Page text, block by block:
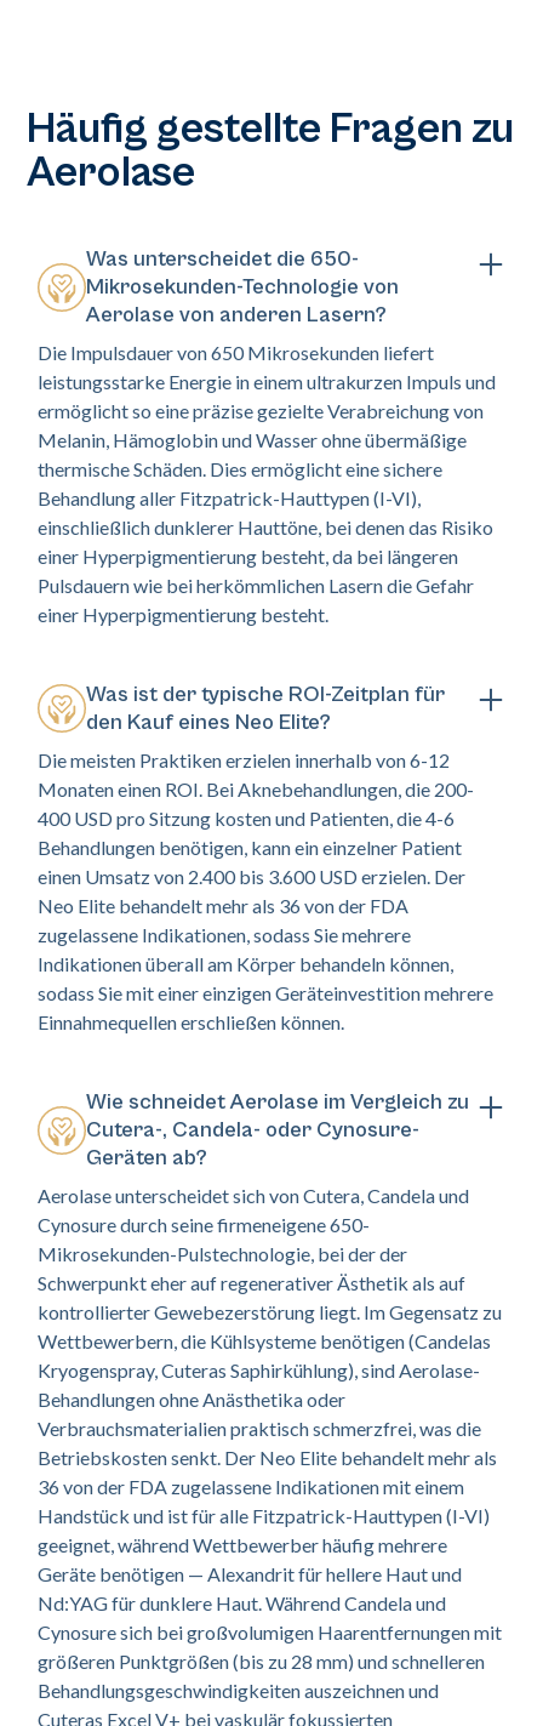
Häufig gestellte Fragen zu
Aerolase
Was unterscheidet die 650-
Mikrosekunden-Technologie von
Aerolase von anderen Lasern?
Die Impulsdauer von 650 Mikrosekunden liefert
leistungsstarke Energie in einem ultrakurzen Impuls und
ermöglicht so eine präzise gezielte Verabreichung von
Melanin, Hämoglobin und Wasser ohne übermäßige
thermische Schäden. Dies ermöglicht eine sichere
Behandlung aller Fitzpatrick-Hauttypen (I-VI),
einschließlich dunklerer Hauttöne, bei denen das Risiko
einer Hyperpigmentierung besteht, da bei längeren
Pulsdauern wie bei herkömmlichen Lasern die Gefahr
einer Hyperpigmentierung besteht.
Was ist der typische ROI-Zeitplan für
den Kauf eines Neo Elite?
Die meisten Praktiken erzielen innerhalb von 6-12
Monaten einen ROI. Bei Aknebehandlungen, die 200-
400 USD pro Sitzung kosten und Patienten, die 4-6
Behandlungen benötigen, kann ein einzelner Patient
einen Umsatz von 2.400 bis 3.600 USD erzielen. Der
Neo Elite behandelt mehr als 36 von der FDA
zugelassene Indikationen, sodass Sie mehrere
Indikationen überall am Körper behandeln können,
sodass Sie mit einer einzigen Geräteinvestition mehrere
Einnahmequellen erschließen können.
Wie schneidet Aerolase im Vergleich zu
Cutera-, Candela- oder Cynosure-
Geräten ab?
Aerolase unterscheidet sich von Cutera, Candela und
Cynosure durch seine firmeneigene 650-
Mikrosekunden-Pulstechnologie, bei der der
Schwerpunkt eher auf regenerativer Ästhetik als auf
kontrollierter Gewebezerstörung liegt. Im Gegensatz zu
Wettbewerbern, die Kühlsysteme benötigen (Candelas
Kryogenspray, Cuteras Saphirkühlung), sind Aerolase-
Behandlungen ohne Anästhetika oder
Verbrauchsmaterialien praktisch schmerzfrei, was die
Betriebskosten senkt. Der Neo Elite behandelt mehr als
36 von der FDA zugelassene Indikationen mit einem
Handstück und ist für alle Fitzpatrick-Hauttypen (I-VI)
geeignet, während Wettbewerber häufig mehrere
Geräte benötigen — Alexandrit für hellere Haut und
Nd:YAG für dunklere Haut. Während Candela und
Cynosure sich bei großvolumigen Haarentfernungen mit
größeren Punktgrößen (bis zu 28 mm) und schnelleren
Behandlungsgeschwindigkeiten auszeichnen und
Cuteras Excel V+ bei vaskulär fokussierten